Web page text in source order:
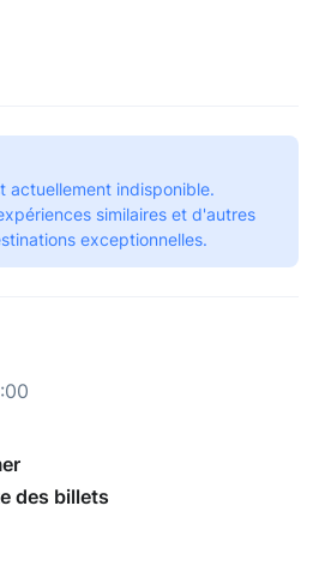
actuellement indisponible.
similaires et d'autres
exceptionnelles.
des billets